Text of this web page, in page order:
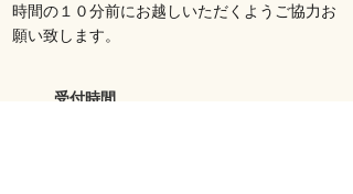
時間の１０分前にお越しいただくようご協力お
願い致します。
受付時間